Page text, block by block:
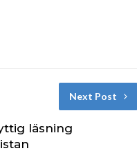
Next Post
läsning